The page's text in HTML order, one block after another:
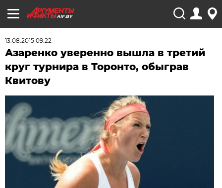
AIF.BY
13.08.2015 09:22
Азаренко уверенно вышла в третий
круг турнира в Торонто, обыграв
Квитову